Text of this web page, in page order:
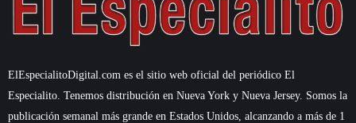
ElEspecialitoDigital.com es el sitio web oficial del periódico El
Especialito. Tenemos distribución en Nueva York y Nueva Jersey. Somos la
publicación semanal más grande en Estados Unidos, alcanzando a más de 1